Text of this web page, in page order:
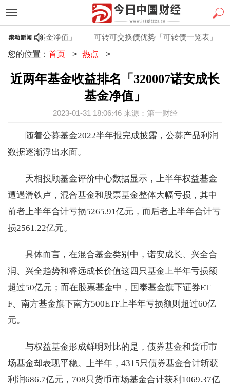
成长基金净值」 可转可交换债优势「可转债一览表」
您的位置： 首页 > 热点 >
近两年基金收益排名「320007诺安成长
基金净值」
2023-01-31 18:06:46 来源：第一财经
随着公募基金2022半年报完成披露，公募产品利润
数据逐渐浮出水面。
天相投顾基金评价中心数据显示，上半年权益基金
遭遇滑铁卢，混合基金和股票基金整体大幅亏损，其中
前者上半年合计亏损5265.91亿元，而后者上半年合计亏
损2561.22亿元。
具体而言，在混合基金类别中，诺安成长、兴全合
润、兴全趋势和睿远成长价值这四只基金上半年亏损额
超过50亿元；而在股票基金中，国泰基金旗下证券ET
F、南方基金旗下南方500ETF上半年亏损额则超过60亿
元。
与权益基金形成鲜明对比的是，债券基金和货币市
场基金却表现平稳。上半年，4315只债券基金合计斩获
利润686.7亿元，708只货币市场基金合计获利1069.37亿